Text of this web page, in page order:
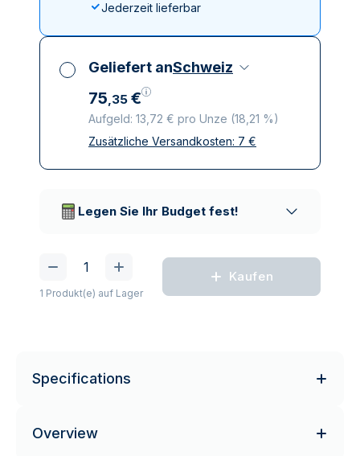
Jederzeit lieferbar
Geliefert anSchweiz
75,35 €
Aufgeld: 13,72 € pro Unze (18,21 %)
Alle Steuern inbegriffen
Zusätzliche Versandkosten: 7 €
Legen Sie Ihr Budget fest!
1 Produkt(e) auf Lager
Kaufen
Specifications
Overview